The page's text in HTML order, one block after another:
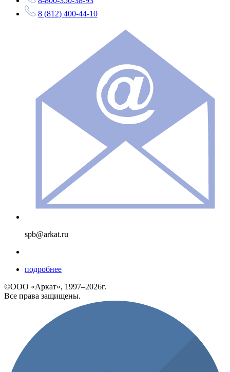
8 (812) 400-44-10
spb@arkat.ru
подробнее
©ООО «Аркат», 1997–2026г.
Все права защищены.